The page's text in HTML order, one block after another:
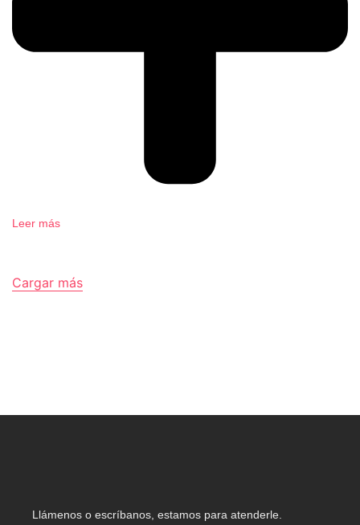
Leer más
Cargar más
Llámenos o escríbanos, estamos para atenderle.